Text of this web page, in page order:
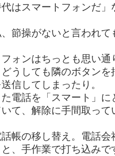
はスマートフォンだ
節操がないと言われて
ォンはちっとも思い
うしても隣のボタンを
信してしまったり。
電話を「スマート」
て、解除に手間取っ
帳の移し替え。電話
、手作業で打ち込みで